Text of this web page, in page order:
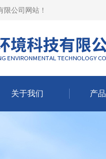
限公司网站 ！
关于我们 产